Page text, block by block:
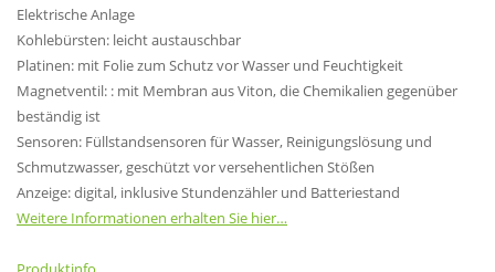
Elektrische Anlage
Kohlebürsten: leicht austauschbar
Platinen: mit Folie zum Schutz vor Wasser und Feuchtigkeit
Magnetventil: : mit Membran aus Viton, die Chemikalien gegenüber
beständig ist
Sensoren: Füllstandsensoren für Wasser, Reinigungslösung und
Schmutzwasser, geschützt vor versehentlichen Stößen
Anzeige: digital, inklusive Stundenzähler und Batteriestand
Weitere Informationen erhalten Sie hier…